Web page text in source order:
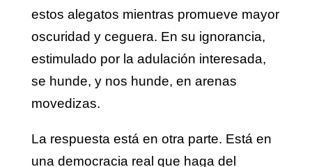
estos alegatos mientras promueve mayor
oscuridad y ceguera. En su ignorancia,
estimulado por la adulación interesada,
se hunde, y nos hunde, en arenas
movedizas.
La respuesta está en otra parte. Está en
una democracia real que haga del